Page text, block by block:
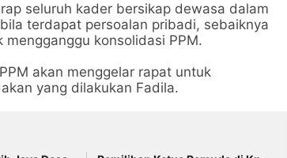
seluruh kader bersikap dewasa dalam
terdapat persoalan pribadi, sebaiknya
konsolidasi PPM.
akan menggelar rapat untuk
yang dilakukan Fadila.